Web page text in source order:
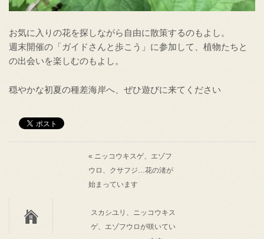
お気に入りの花を探しながら自由に散策するのもよし。
週末開催の「ガイドさんと歩こう」に参加して、植物たちと
の出会いを楽しむのもよし。
穏やかな初夏の種差海岸へ、ぜひ遊びに来てください
« ニッコウキスゲ、エゾフ
ウロ、クサフジ…花の渚が
始まっています
スカシユリ、ニッコウキス
ゲ、エゾフウロが咲いてい